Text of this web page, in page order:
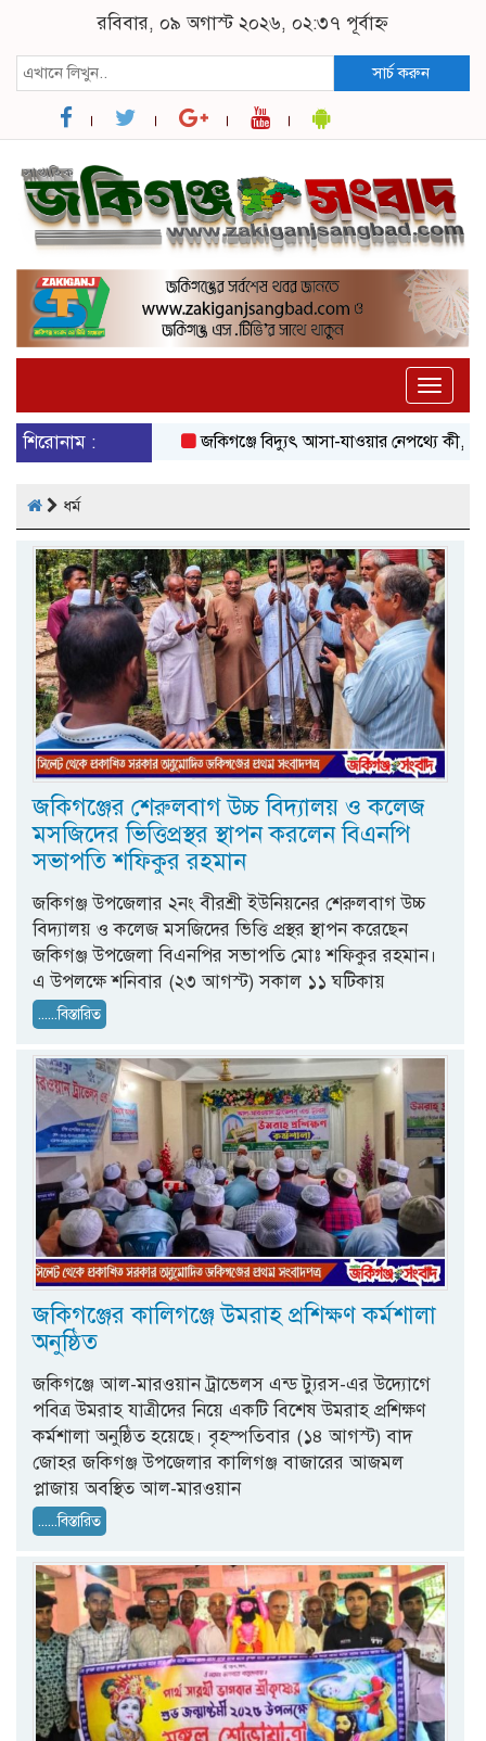
রবিবার, ০৯ অগাস্ট ২০২৬, ০২:৩৭ পূর্বাহ্ন
সার্চ করুন
Toggle
শিরোনাম :
জকিগঞ্জে বিদ্যুৎ আসা-যাওয়ার নেপথ্যে কী,
ধর্ম
জকিগঞ্জের শেরুলবাগ উচ্চ বিদ্যালয় ও কলেজ
মসজিদের ভিত্তিপ্রস্থর স্থাপন করলেন বিএনপি
সভাপতি শফিকুর রহমান
জকিগঞ্জ উপজেলার ২নং বীরশ্রী ইউনিয়নের শেরুলবাগ উচ্চ
বিদ্যালয় ও কলেজ মসজিদের ভিত্তি প্রস্থর স্থাপন করেছেন
জকিগঞ্জ উপজেলা বিএনপির সভাপতি মোঃ শফিকুর রহমান।
এ উপলক্ষে শনিবার (২৩ আগস্ট) সকাল ১১ ঘটিকায়
......বিস্তারিত
জকিগঞ্জের কালিগঞ্জে উমরাহ প্রশিক্ষণ কর্মশালা
অনুষ্ঠিত
জকিগঞ্জে আল-মারওয়ান ট্রাভেলস এন্ড ট্যুরস-এর উদ্যোগে
পবিত্র উমরাহ যাত্রীদের নিয়ে একটি বিশেষ উমরাহ প্রশিক্ষণ
কর্মশালা অনুষ্ঠিত হয়েছে। বৃহস্পতিবার (১৪ আগস্ট) বাদ
জোহর জকিগঞ্জ উপজেলার কালিগঞ্জ বাজারের আজমল
প্লাজায় অবস্থিত আল-মারওয়ান
......বিস্তারিত